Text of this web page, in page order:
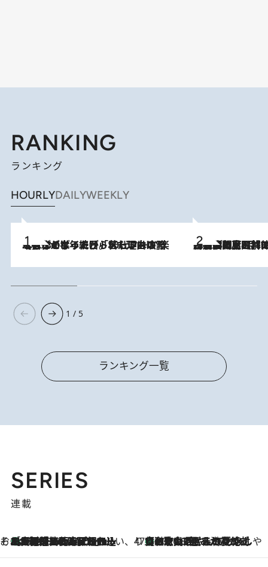
RANKING
ランキング
HOURLYDAILYWEEKLY
2026.8.3
【自作のダイエットノートは攻略本】ダイエットが「苦しいもの」ではなくなった日。50代フードライターが半年続けられた理由は“楽しむこと” 2026.8.8
「最後に見られてよかった」上野動物園の東園パンダ舎が解体前に特別公開。8月16日まで延長されたパネル展と共に辿る“半世紀”のパンダ飼育《解体工事の図面あり》
1 / 5
ランキング一覧
SERIES
連載
そおだよおこの関西おいしい、おやつ紀行
2026.8.9
［大阪府箕面市］一皿一皿目の前で仕上げられる、料理を巧みに組み込んだアシェットデセールコース「ミチル アシェット デセール（Michiru assiette dessert）」 47都道府県の手みやげ ひんやりスイーツで夏を満喫
2026.8.9
【和歌山県】この夏絶対食べたい 冷やしておいしいおやつ3選 みかんがごろっと丸ごと入ったジュレ